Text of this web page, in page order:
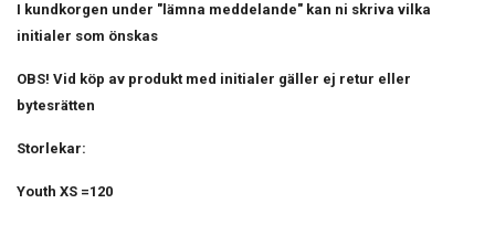
I kundkorgen under "lämna meddelande" kan ni skriva vilka
initialer som önskas
OBS! Vid köp av produkt med initialer gäller ej retur eller
bytesrätten
Storlekar:
Youth XS =120